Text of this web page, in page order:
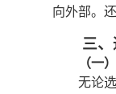
向外部。
三
（一
无论